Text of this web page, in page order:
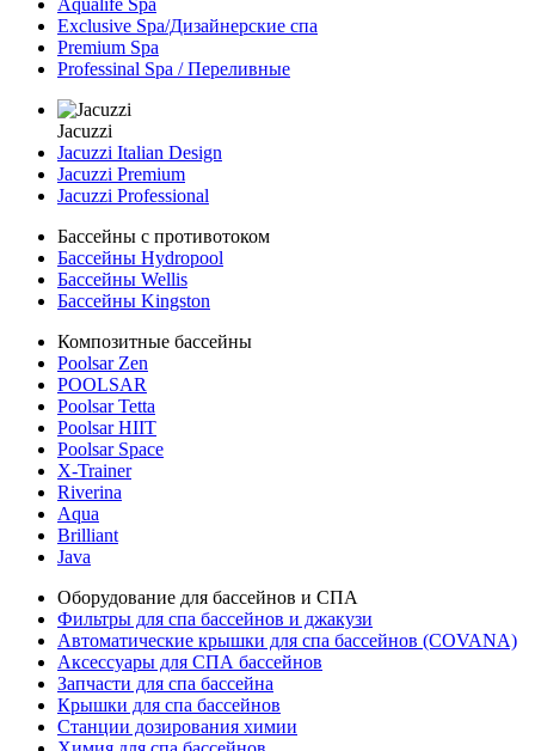
Aqualife Spa
Exclusive Spa/Дизайнерские спа
Premium Spa
Professinal Spa / Переливные
Jacuzzi
Jacuzzi Italian Design
Jacuzzi Premium
Jacuzzi Professional
Бассейны с противотоком
Бассейны Hydropool
Бассейны Wellis
Бассейны Kingston
Композитные бассейны
Poolsar Zen
POOLSAR
Poolsar Tetta
Poolsar HIIT
Poolsar Space
X-Trainer
Riverina
Aqua
Brilliant
Java
Оборудование для бассейнов и СПА
Фильтры для спа бассейнов и джакузи
Автоматические крышки для спа бассейнов (COVANA)
Аксессуары для СПА бассейнов
Запчасти для спа бассейна
Крышки для спа бассейнов
Станции дозирования химии